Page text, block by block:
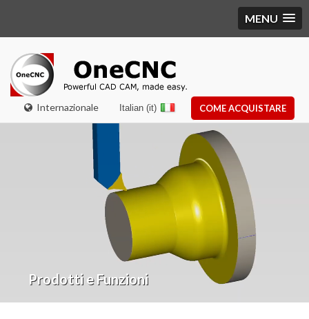
MENU
Internazionale COME ACQUISTARE
Italian (it)
Prodotti e Funzioni